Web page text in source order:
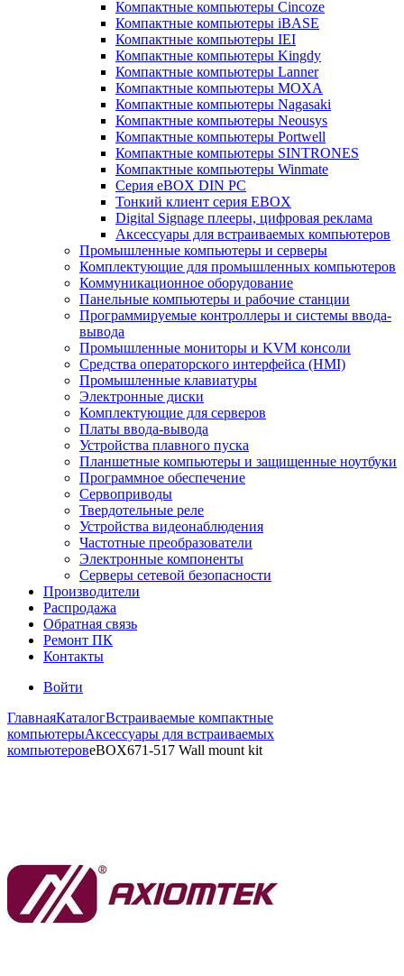
Компактные компьютеры Cincoze
Компактные компьютеры iBASE
Компактные компьютеры IEI
Компактные компьютеры Kingdy
Компактные компьютеры Lanner
Компактные компьютеры MOXA
Компактные компьютеры Nagasaki
Компактные компьютеры Neousys
Компактные компьютеры Portwell
Компактные компьютеры SINTRONES
Компактные компьютеры Winmate
Серия eBOX DIN PC
Тонкий клиент серия EBOX
Digital Signage плееры, цифровая реклама
Аксессуары для встраиваемых компьютеров
Промышленные компьютеры и серверы
Комплектующие для промышленных компьютеров
Коммуникационное оборудование
Панельные компьютеры и рабочие станции
Программируемые контроллеры и системы ввода-
вывода
Промышленные мониторы и KVM консоли
Средства операторского интерфейса (HMI)
Промышленные клавиатуры
Электронные диски
Комплектующие для серверов
Платы ввода-вывода
Устройства плавного пуска
Планшетные компьютеры и защищенные ноутбуки
Программное обеспечение
Сервоприводы
Твердотельные реле
Устройства видеонаблюдения
Частотные преобразователи
Электронные компоненты
Серверы сетевой безопасности
Производители
Распродажа
Обратная связь
Ремонт ПК
Контакты
Войти
ГлавнаяКаталогВстраиваемые компактные
компьютерыАксессуары для встраиваемых
компьютеровeBOX671-517 Wall mount kit